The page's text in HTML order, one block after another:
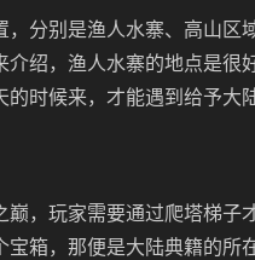
分别是渔人水寨、高山区
绍，渔人水寨的地点是很
时候来，才能遇到给予大
，玩家需要通过爬塔梯子
箱，那便是大陆典籍的所